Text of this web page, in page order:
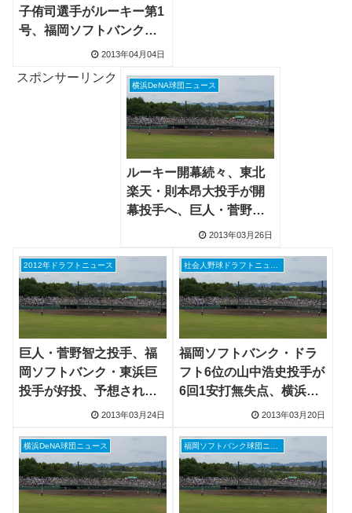
子侑司選手がルーキー第1
号、福岡ソフトバンクド
ラフト6位・山中浩史投手
2013年04月04日
スポンサーリンク
横浜DeNA球団ニュース
ルーキー開幕続々、東北
楽天・則本昂大投手が開
幕投手へ、巨人・菅野智
之投手、阪神・藤浪晋太
2013年03月26日
2012年ドラフトニュース
巨人・菅野智之投手、福
岡ソフトバンク・東浜巨
投手が好投、予想される
12球団の開幕1軍ルーキー
2013年03月24日
福岡ソフトバンク・ドラ
フト6位の山中浩史投手が
6回1安打無失点、横浜
DeNAドラフト3位・井納
2013年03月20日
横浜DeNA球団ニュース